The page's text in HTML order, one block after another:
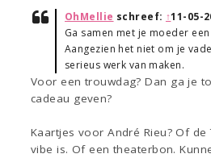
OhMellie schreef: ↑11-05-
Ga samen met je moeder
Aangezien het niet om je
serieus werk van maken.
Voor een trouwdag? Dan ga je
cadeau geven?
Kaartjes voor André Rieu? Of de
vibe is. Of een theaterbon.